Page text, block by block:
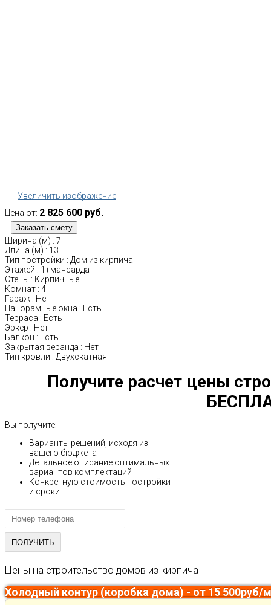
Увеличить изображение
Цена от: 2 825 600 руб.
Ширина (м) : 7
Длина (м) : 13
Тип постройки : Дом из кирпича
Этажей : 1+мансарда
Стены : Кирпичные
Комнат : 4
Гараж : Нет
Панорамные окна : Есть
Терраса : Есть
Эркер : Нет
Балкон : Есть
Закрытая веранда : Нет
Тип кровли : Двухскатная
Получите расчет цены
Вы получите:
Варианты решений, исходя из
вашего бюджета
Детальное описание оптимальных
вариантов комплектаций
Конкретную стоимость постройки
и сроки
Цены на строительство домов из кирпича
Холодный контур (коробка дома) - от 15 500руб/